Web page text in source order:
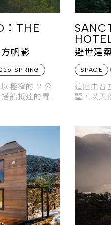
：THE
帆影
SPRING
極窄的 2 公
船抵達的專屬
避世建
SPACE
這座由普
墅，以天